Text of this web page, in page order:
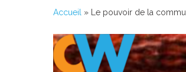
Accueil » Le pouvoir de la